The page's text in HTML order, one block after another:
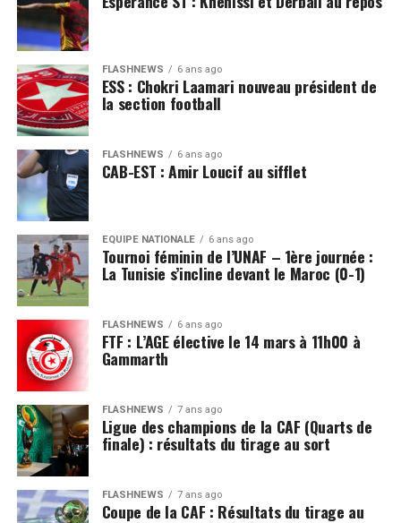
FLASHNEWS 6 ans ago
ESS : Chokri Laamari nouveau président de
la section football
FLASHNEWS 6 ans ago
CAB-EST : Amir Loucif au sifflet
EQUIPE NATIONALE 6 ans ago
Tournoi féminin de l’UNAF – 1ère journée :
La Tunisie s’incline devant le Maroc (0-1)
FLASHNEWS 6 ans ago
FTF : L’AGE élective le 14 mars à 11h00 à
Gammarth
FLASHNEWS 7 ans ago
Ligue des champions de la CAF (Quarts de
finale) : résultats du tirage au sort
FLASHNEWS 7 ans ago
Coupe de la CAF : Résultats du tirage au